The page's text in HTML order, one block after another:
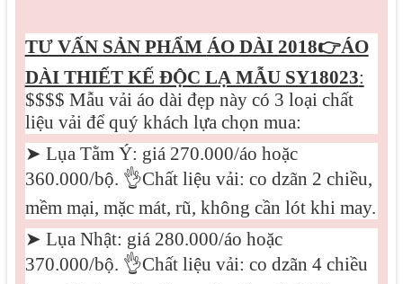
TƯ VẤN SẢN PHẨM ÁO DÀI 2018👉ÁO
DÀI THIẾT KẾ ĐỘC LẠ MẪU SY18023:
$$$$ Mẫu vải áo dài đẹp này có 3 loại chất
liệu vải để quý khách lựa chọn mua:
➤ Lụa Tằm Ý: giá 270.000/áo hoặc
360.000/bộ. 👌Chất liệu vải: co dzãn 2 chiều,
mềm mại, mặc mát, rũ, không cần lót khi may.
➤ Lụa Nhật: giá 280.000/áo hoặc
370.000/bộ. 👌Chất liệu vải: co dzãn 4 chiều